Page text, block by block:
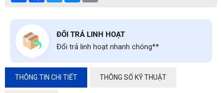
ĐỔI TRẢ LINH HOẠT
Đổi trả linh hoạt nhanh chóng**
THÔNG TIN CHI TIẾT THÔNG SỐ KỸ THUẬT